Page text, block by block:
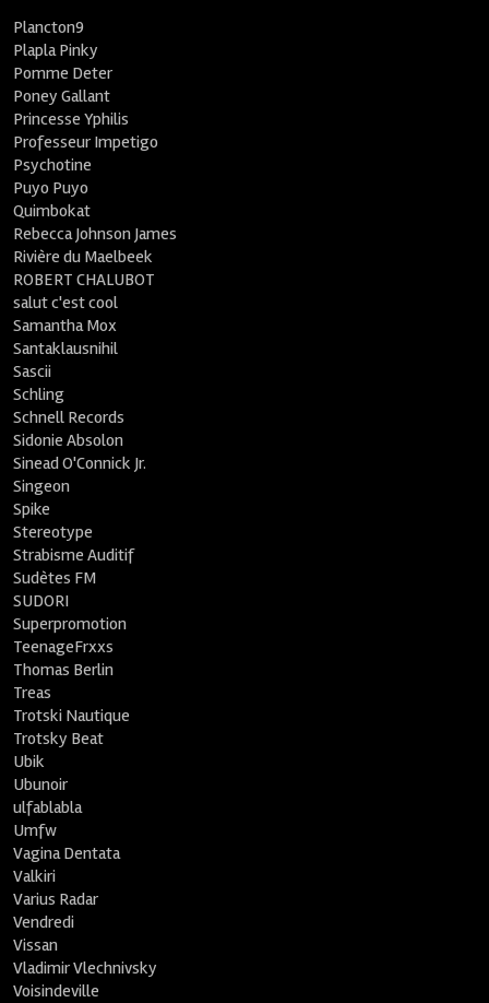
Plancton9
Plapla Pinky
Pomme Deter
Poney Gallant
Princesse Yphilis
Professeur Impetigo
Psychotine
Puyo Puyo
Quimbokat
Rebecca Johnson James
Rivière du Maelbeek
ROBERT CHALUBOT
salut c'est cool
Samantha Mox
Santaklausnihil
Sascii
Schling
Schnell Records
Sidonie Absolon
Sinead O'Connick Jr.
Singeon
Spike
Stereotype
Strabisme Auditif
Sudètes FM
SUDORI
Superpromotion
TeenageFrxxs
Thomas Berlin
Treas
Trotski Nautique
Trotsky Beat
Ubik
Ubunoir
ulfablabla
Umfw
Vagina Dentata
Valkiri
Varius Radar
Vendredi
Vissan
Vladimir Vlechnivsky
Voisindeville